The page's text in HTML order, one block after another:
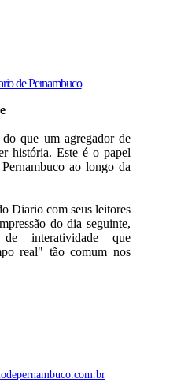
de Pernambuco
que um agregador de
história. Este é o papel
ao longo da
Diario com seus leitores
do dia seguinte,
interatividade que
real" tão comum nos